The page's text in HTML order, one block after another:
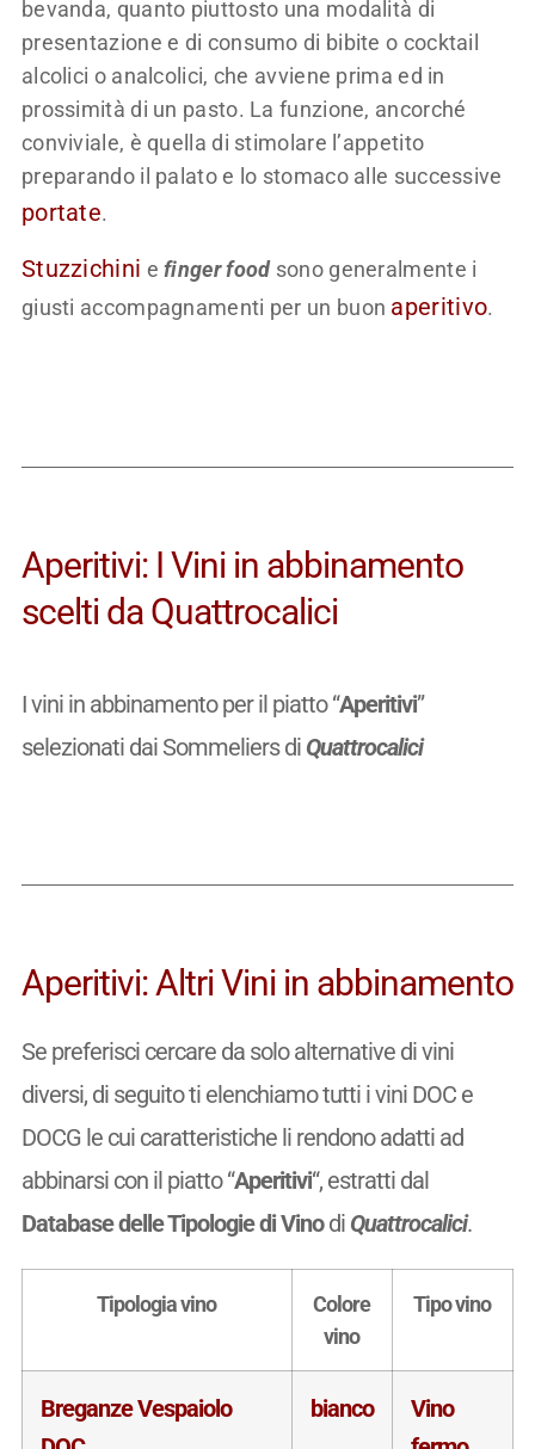
bevanda, quanto piuttosto una modalità di
presentazione e di consumo di bibite o cocktail
alcolici o analcolici, che avviene prima ed in
prossimità di un pasto. La funzione, ancorché
conviviale, è quella di stimolare l’appetito
preparando il palato e lo stomaco alle successive
portate.
Stuzzichini efinger food sono generalmente i
giusti accompagnamenti per un buon aperitivo.
Aperitivi: I Vini in abbinamento
scelti da Quattrocalici
I vini in abbinamento per il piatto “Aperitivi”
selezionati dai Sommeliers di Quattrocalici
Aperitivi: Altri Vini in abbinamento
Se preferisci cercare da solo alternative di vini
diversi, di seguito ti elenchiamo tutti i vini DOC e
DOCG le cui caratteristiche li rendono adatti ad
abbinarsi con il piatto “Aperitivi“, estratti dal
Database delle Tipologie di Vinodi Quattrocalici.
Tipologia vino
Colore
vino
Tipo vino
Breganze Vespaiolo
bianco
Vino